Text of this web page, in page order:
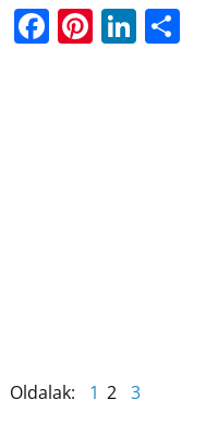
F Pi Li O
Oldalak: 1 2 3